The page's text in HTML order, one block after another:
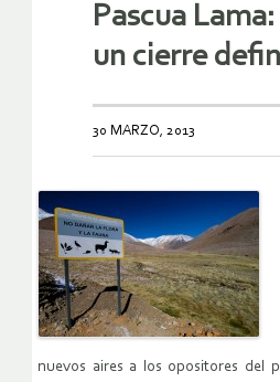
Pascua
un cierre
30 MARZO, 2013
nuevos aires a los opositores del